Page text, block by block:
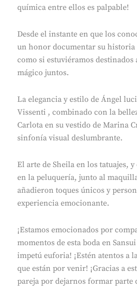
química entre ellos es palpable!
Desde el instante en que los
un honor documentar su historia
como si estuviéramos destinados
mágico juntos.
La elegancia y estilo de Ángel
Vissenti , combinado con la
Carlota en su vestido de Marina
sinfonía visual deslumbrante.
El arte de Sheila en los tatuajes,
en la peluquería, junto al
añadieron toques únicos y
experiencia emocionante.
¡Estamos emocionados por
momentos de esta boda en
impetú euforia! ¡Estén atentos a
que están por venir! ¡Gracias a
pareja por dejarnos formar parte